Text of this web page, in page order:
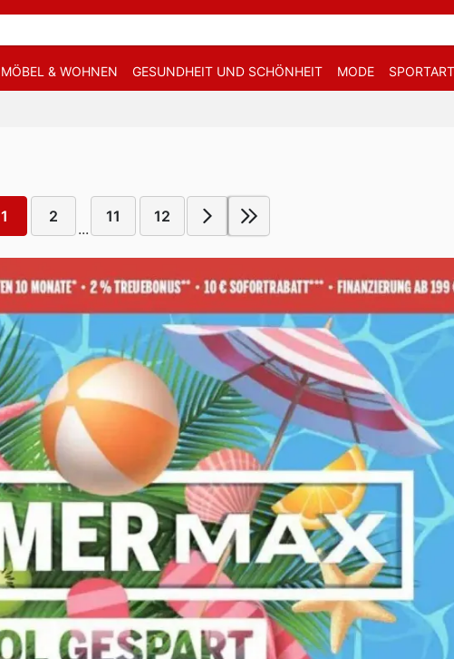
MÖBEL & WOHNEN GESUNDHEIT UND SCHÖNHEIT MODE
1 2
...
11 12